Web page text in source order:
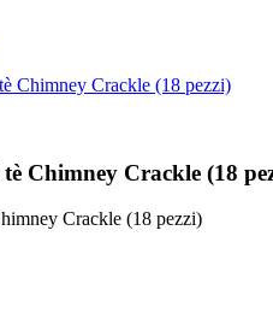
Chimney Crackle (18 pezzi)
Chimney Crackle (18